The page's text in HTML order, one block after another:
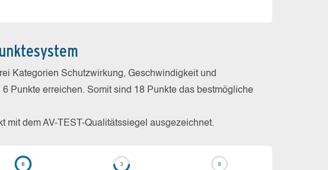
Kategorien Schutzwirkung, Geschwindigkeit und
Punkte erreichen. Somit sind 18 Punkte das bestmögliche
mit dem AV-TEST-Qualitätssiegel ausgezeichnet.